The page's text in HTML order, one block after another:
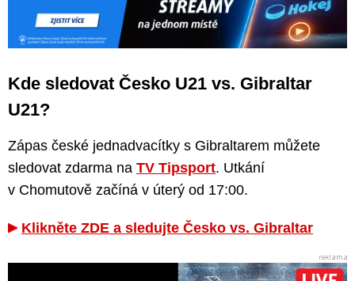
Kde sledovat Česko U21 vs. Gibraltar
U21?
Zápas české jednadvacítky s Gibraltarem můžete
sledovat zdarma na TV Tipsport. Utkání
v Chomutově začíná v úterý od 17:00.
Klikněte ZDE a sledujte Česko vs. Gibraltar